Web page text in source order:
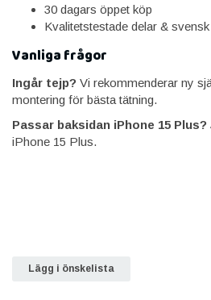
30 dagars öppet köp
Kvalitetstestade delar &
Vanliga frågor
Ingår tejp? Vi rekommenderar ny
montering för bästa tätning.
Passar baksidan iPhone 15 Plus?
iPhone 15 Plus.
Lägg i önskelista